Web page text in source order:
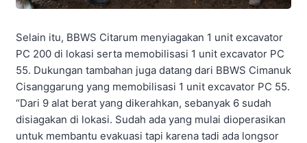
Selain itu, BBWS Citarum menyiagakan 1 unit excavator
PC 200 di lokasi serta memobilisasi 1 unit excavator PC
55. Dukungan tambahan juga datang dari BBWS Cimanuk
Cisanggarung yang memobilisasi 1 unit excavator PC 55.
“Dari 9 alat berat yang dikerahkan, sebanyak 6 sudah
disiagakan di lokasi. Sudah ada yang mulai dioperasikan
untuk membantu evakuasi tapi karena tadi ada longsor